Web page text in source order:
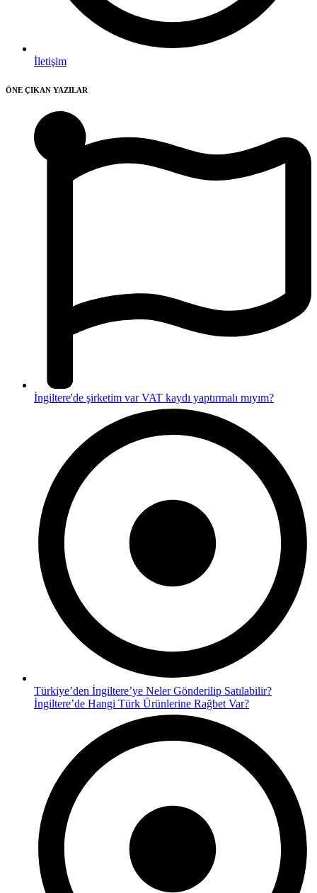
İletişim
ÖNE ÇIKAN YAZILAR
İngiltere'de şirketim var VAT kaydı yaptırmalı mıyım?
Türkiye’den İngiltere’ye Neler Gönderilip Satılabilir?
İngiltere’de Hangi Türk Ürünlerine Rağbet Var?